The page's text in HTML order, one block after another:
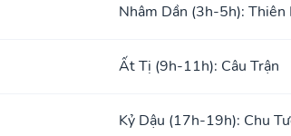
Nhâm Dần (3h-5h): Thiên
Ất Tị (9h-11h): Câu Trận
Kỷ Dậu (17h-19h): Chu